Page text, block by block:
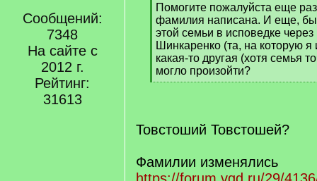
Сообщений:
7348
На сайте с
2012 г.
Рейтинг:
31613
[
q
]
Помогите пожалуйста еще
фамилия написана. И еще,
этой семьи в исповедке
Шинкаренко (та, на которую
какая-то другая (хотя семья
могло произойти?
[
Товстоший Товстошей?
Фамилии изменялись